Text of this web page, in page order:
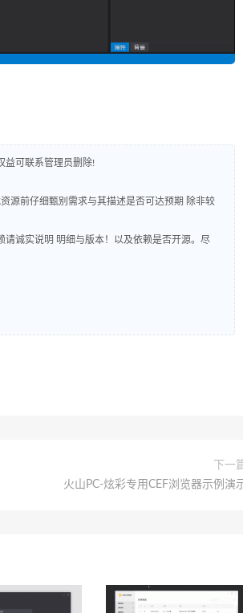
益可联系管理员删除!
源前仔细甄别需求与其描述是否可达预期 除非较
诚实说明 明细与版本！以及依赖是否开源。尽
下一
火山PC-炫彩专用CEF浏览器示例演